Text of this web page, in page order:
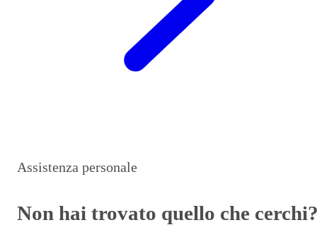
Assistenza personale
Non hai trovato quello che